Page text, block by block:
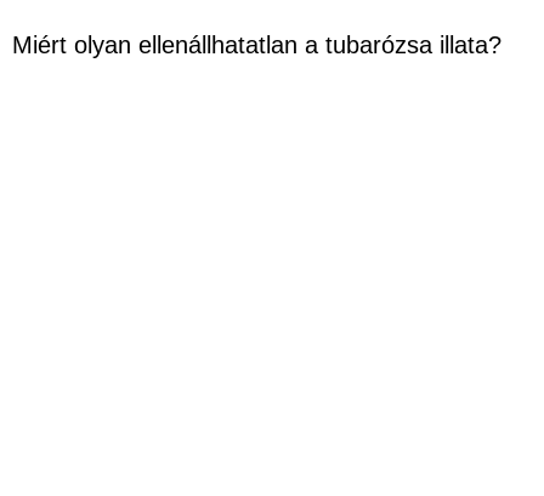
Miért olyan ellenállhatatlan a tubarózsa illata?